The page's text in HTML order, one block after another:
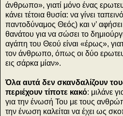
άνθρωπο», γιατί μόνο ένας
κάνει τέτοια θυσία: να γίνει
παντοδύναμος Θεός) και ν’
θανάτου για να σώσει το
αγάπη του Θεού είναι «έρως»,
τον άνθρωπο, όπως οι δύο
εις σάρκα μίαν».
Όλα αυτά δεν σκανδαλίζουν
περιέχουν τίποτε κακό: μιλάνε
για την ένωσή Του με τους
την ένωση καλείται να έχει ως